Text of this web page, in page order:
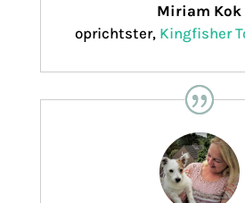
Miriam Kok
oprichtster, Kingfisher